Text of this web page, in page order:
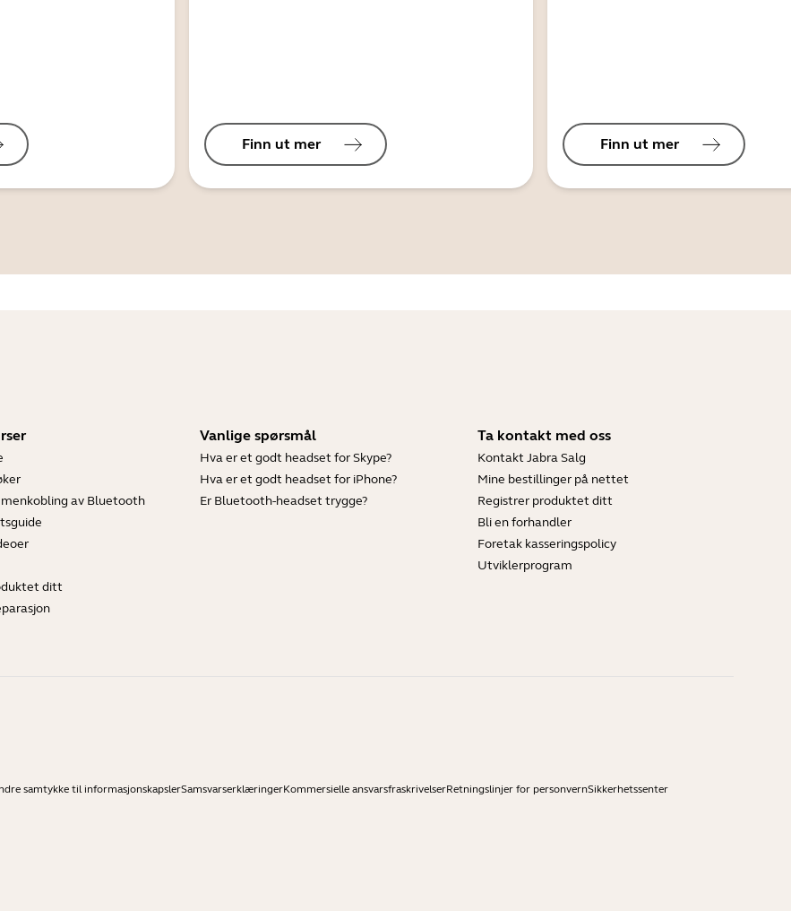
Finn ut mer Finn ut mer
av Bluetooth
ditt
Vanlige spørsmål
Hva er et godt headset for Skype?
Hva er et godt headset for iPhone?
Er Bluetooth-headset trygge?
Ta kontakt med oss
Kontakt Jabra Salg
Mine bestillinger på nettet
Registrer produktet ditt
Bli en forhandler
Foretak kasseringspolicy
Utviklerprogram
samtykke til informasjonskapslerSamsvarserklæringerKommersielle ansvarsfraskrivelserRetningslinjer for personvernSikkerhetssenter